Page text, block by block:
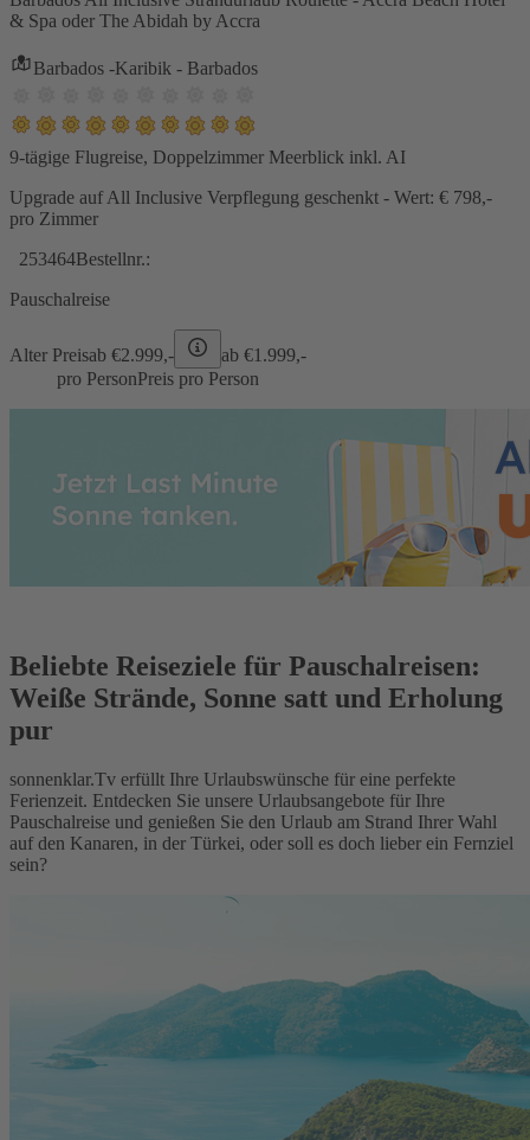
& Spa oder The Abidah by Accra
Barbados -Karibik - Barbados
9-tägige Flugreise, Doppelzimmer Meerblick inkl. AI
Upgrade auf All Inclusive Verpflegung geschenkt - Wert: € 798,-
pro Zimmer
253464Bestellnr.:
Pauschalreise
Alter Preisab €2.999,- ab €1.999,-
pro PersonPreis pro Person
Beliebte Reiseziele für Pauschalreisen:
Weiße Strände, Sonne satt und Erholung
pur
sonnenklar.Tv erfüllt Ihre Urlaubswünsche für eine perfekte
Ferienzeit. Entdecken Sie unsere Urlaubsangebote für Ihre
Pauschalreise und genießen Sie den Urlaub am Strand Ihrer Wahl
auf den Kanaren, in der Türkei, oder soll es doch lieber ein Fernziel
sein?